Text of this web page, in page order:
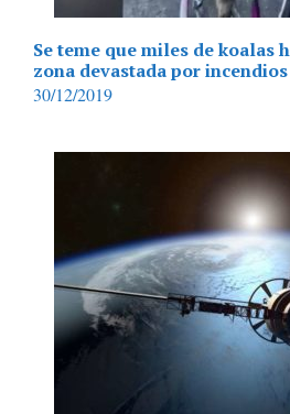
Se teme que miles de koalas
zona devastada por
30/12/2019